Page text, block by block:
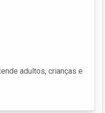
adultos, crianças e